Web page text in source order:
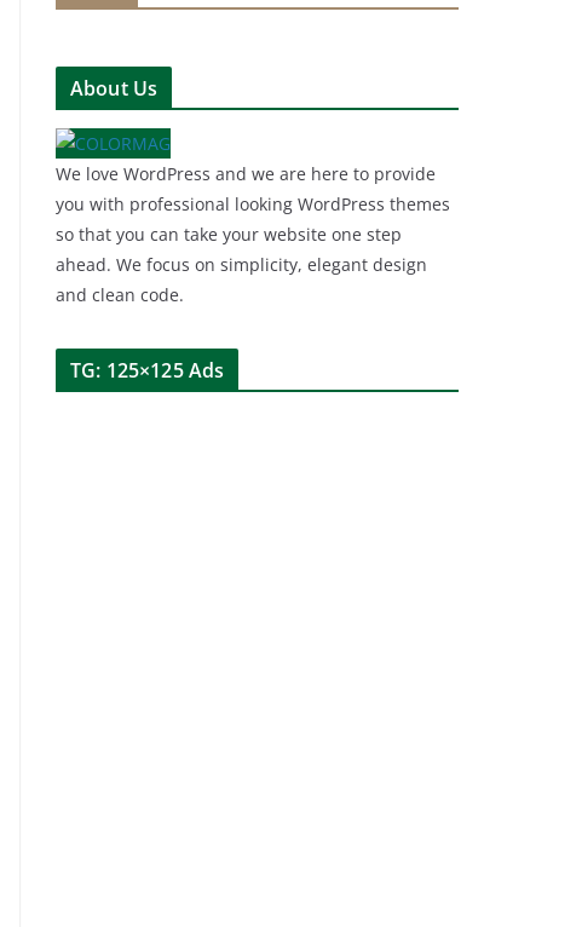
About Us
We love WordPress and we are here to provide
you with professional looking WordPress themes
so that you can take your website one step
ahead. We focus on simplicity, elegant design
and clean code.
TG: 125×125 Ads